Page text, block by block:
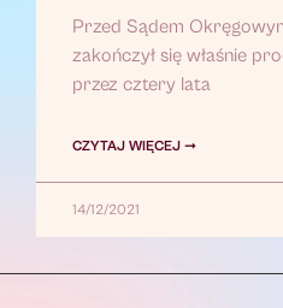
Przed Sądem
zakończył się właśnie
przez cztery lata
CZYTAJ WIĘCEJ ➞
14/12/2021